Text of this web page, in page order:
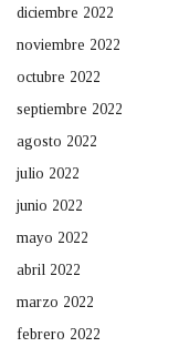
diciembre 2022
noviembre 2022
octubre 2022
septiembre 2022
agosto 2022
julio 2022
junio 2022
mayo 2022
abril 2022
marzo 2022
febrero 2022